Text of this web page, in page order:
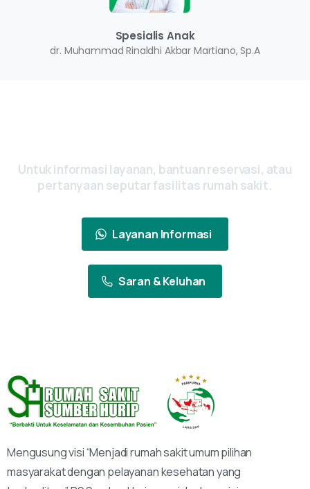
Spesialis Anak
dr. Muhammad Rinaldhi Akbar Martiano, Sp.A
Untukinformasi layanan, bantuanreservasi, atau
pertanyaan seputarfasilitas rumah sakit.
Layanan Informasi
Saran & Keluhan
Mengusung visi “Menjadi rumah sakit umum pilihan
masyarakat dengan pelayanan kesehatan yang